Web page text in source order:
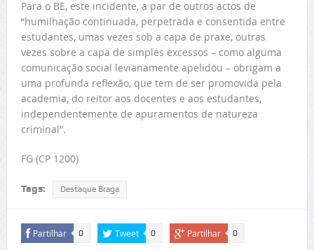
Para o BE, este incidente, a par de outros actos de
“humilhação continuada, perpetrada e consentida entre
estudantes, umas vezes sob a capa de praxe, outras
vezes sobre a capa de simples excessos – como alguma
comunicação social levianamente apelidou – obrigam a
uma profunda reflexão, que tem de ser promovida pela
academia, do reitor aos docentes e aos estudantes,
independentemente de apuramentos de natureza
criminal”.
FG (CP 1200)
Tags: Destaque Braga
Partilhar 0 Tweet 0 Partilhar 0